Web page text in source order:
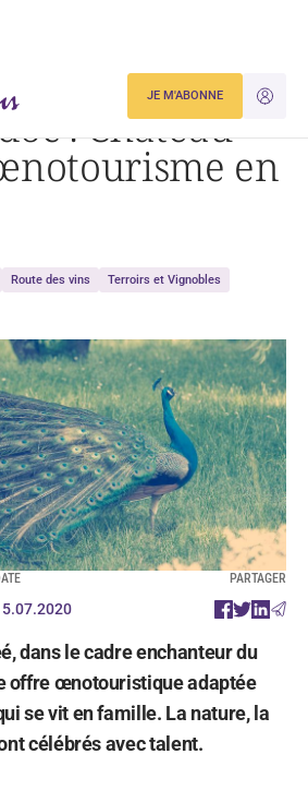
JE
JE M'ABONNE
l’œnotourisme en famille
: Château
en
Route des vins
Terroirs et Vignobles
PARTAGER
dans le cadre enchanteur du
offre œnotouristique adaptée
se vit en famille. La nature, la
célébrés avec talent.